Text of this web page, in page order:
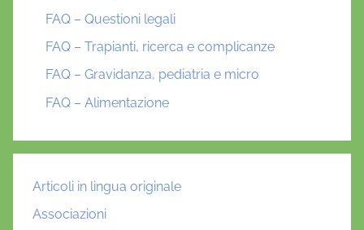
FAQ – Questioni legali
FAQ – Trapianti, ricerca e complicanze
FAQ – Gravidanza, pediatria e micro
FAQ – Alimentazione
Articoli in lingua originale
Associazioni